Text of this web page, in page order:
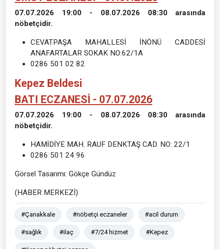
07.07.2026 19:00 - 08.07.2026 08:30 arasında
nöbetçidir.
CEVATPAŞA MAHALLESİ İNÖNÜ CADDESİ
ANAFARTALAR SOKAK NO:62/1A
0286 501 02 82
Kepez Beldesi
BATI ECZANESİ - 07.07.2026
07.07.2026 19:00 - 08.07.2026 08:30 arasında
nöbetçidir.
HAMİDİYE MAH. RAUF DENKTAŞ CAD. NO: 22/1
0286 501 24 96
Görsel Tasarımı: Gökçe Gündüz
(HABER MERKEZİ)
#Çanakkale #nöbetçi eczaneler #acil durum
#sağlık #ilaç #7/24 hizmet #Kepez